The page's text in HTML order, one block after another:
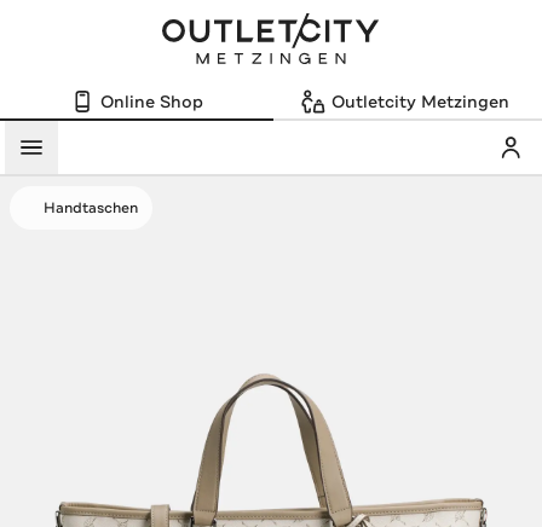
Online Shop Outletcity Metzingen
Menü
Handtaschen